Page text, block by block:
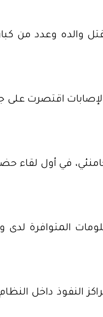
وعدد من كبار
اقتصرت
في أول لقاء
المتوافرة
النفوذ داخل